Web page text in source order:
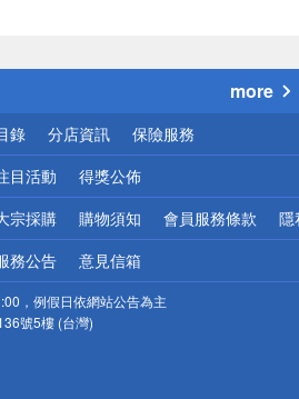
送
請小心！
more
錄 分店資訊 保險服務
目活動 得獎公佈
宗採購 購物須知 會員服務條款 隱
務公告 意見信箱
，例假日依網站公告為主
號5樓 (台灣)